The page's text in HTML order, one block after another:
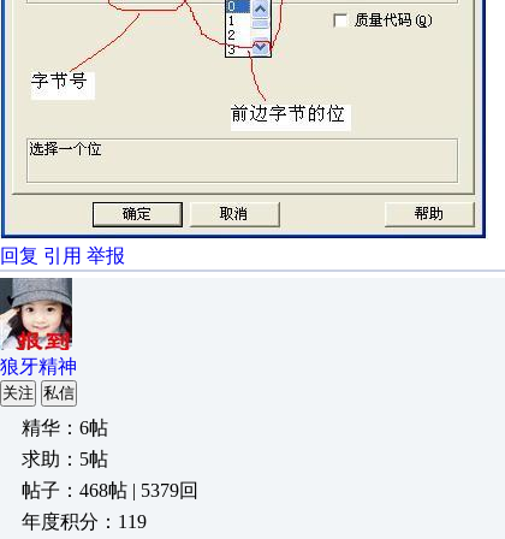
回复 引用 举报
狼牙精神
关注 私信
精华：6帖
求助：5帖
帖子：468帖 | 5379回
年度积分：119